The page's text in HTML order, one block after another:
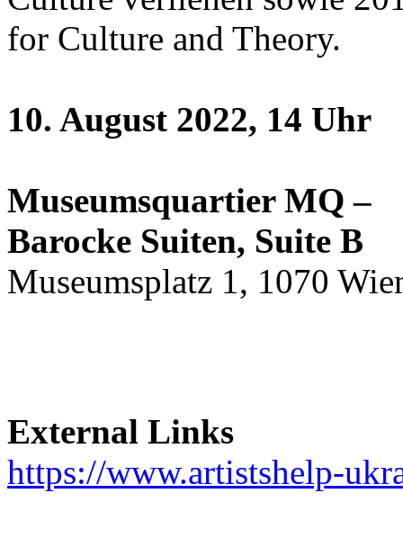
for Culture and Theory.
10. August 2022, 14 Uhr
Museumsquartier MQ –
Barocke Suiten, Suite B
Museumsplatz 1, 1070
External Links
https://www.artistshelp-